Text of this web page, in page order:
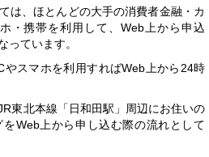
は、ほとんどの大手の消費者金融・カ
・携帯を利用して、Web上から申込
っています。
やスマホを利用すればWeb上から24時
東北本線「日和田駅」周辺にお住いの
Web上から申し込む際の流れとして